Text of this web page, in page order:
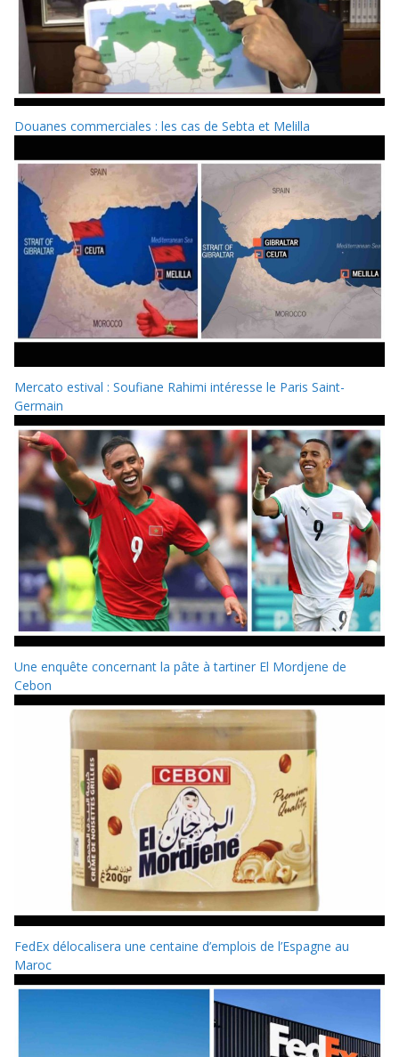
Douanes commerciales : les cas de Sebta et Melilla
Mercato estival : Soufiane Rahimi intéresse le Paris Saint-
Germain
Une enquête concernant la pâte à tartiner El Mordjene de
Cebon
FedEx délocalisera une centaine d’emplois de l’Espagne au
Maroc